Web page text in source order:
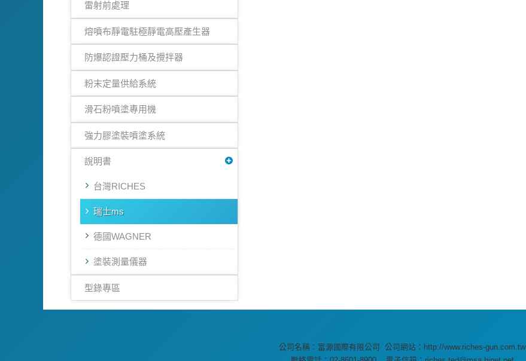
雷射前處理
熔噴布靜電駐極靜電高壓產生器
防爆認證壓力桶及攪拌器
粉末定量供給系統
滑石粉噴塗專用機
強力膠塗裝噴塗系統
說明書
台灣RICHES
瑞士ms
德國WAGNER
塗裝測量儀器
型錄專區
公司名稱：富源國際有限公司 公司網站：http://www.riches-gun.com.tw